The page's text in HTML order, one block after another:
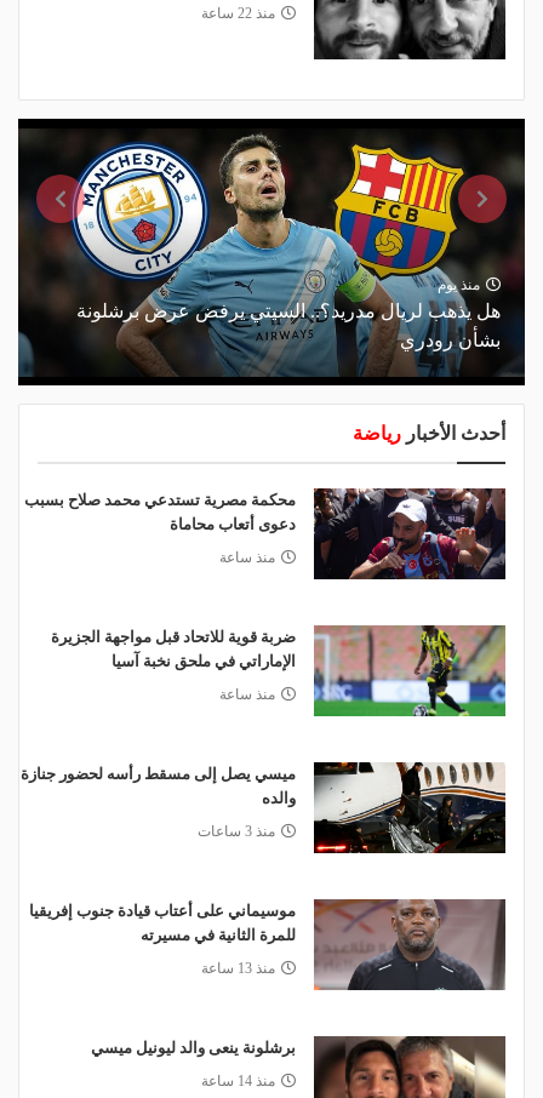
منذ 22 ساعة
منذ يوم
هل يذهب لريال مدريد؟.. السيتي يرفض عرض برشلونة
بشأن رودري
أحدث الأخبار رياضة
محكمة مصرية تستدعي محمد صلاح بسبب
دعوى أتعاب محاماة
منذ ساعة
ضربة قوية للاتحاد قبل مواجهة الجزيرة
الإماراتي في ملحق نخبة آسيا
منذ ساعة
ميسي يصل إلى مسقط رأسه لحضور جنازة
والده
منذ 3 ساعات
موسيماني على أعتاب قيادة جنوب إفريقيا
للمرة الثانية في مسيرته
منذ 13 ساعة
برشلونة ينعى والد ليونيل ميسي
منذ 14 ساعة